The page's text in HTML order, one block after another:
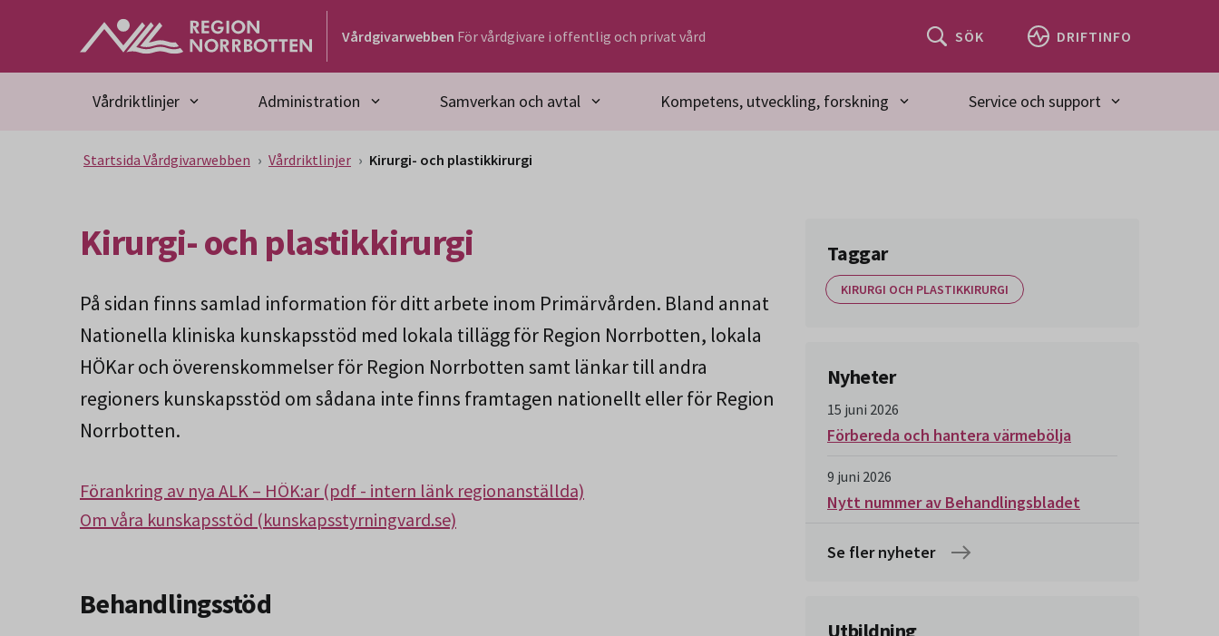
Gå till huvudmeny
Gå till övergripande innehåll
Vårdgivarwebben För vårdgivare i offentlig och privat vård SÖK DRIFTINFO
Vårdriktlinjer Administration Samverkan och avtal Kompetens, utveckling, forskning Service och support
Startsida Vårdgivarwebben Vårdriktlinjer Kirurgi- och plastikkirurgi
Kirurgi- och plastikkirurgi
På sidan finns samlad information för ditt arbete inom Primärvården. Bland annat
Nationella kliniska kunskapsstöd med lokala tillägg för Region Norrbotten, lokala
HÖKar och överenskommelser för Region Norrbotten samt länkar till andra
regioners kunskapsstöd om sådana inte finns framtagen nationellt eller för Region
Norrbotten.
Förankring av nya ALK – HÖK:ar (pdf - intern länk regionanställda)
Om våra kunskapsstöd (kunskapsstyrningvard.se)
Behandlingsstöd
Taggar
KIRURGI OCH PLASTIKKIRURGI
Nyheter
15 juni 2026
Förbereda och hantera värmebölja
9 juni 2026
Nytt nummer av Behandlingsbladet
Se fler nyheter
Utbildning